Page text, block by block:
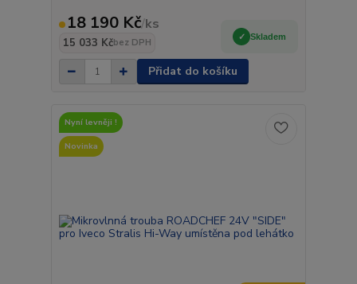
18 190 Kč/ks
15 033 Kčbez DPH
Skladem
Přidat do košíku
Nyní levněji !
Novinka